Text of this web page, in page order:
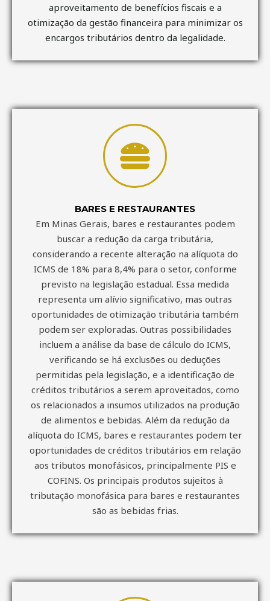
aproveitamento de benefícios fiscais e a
otimização da gestão financeira para minimizar os
encargos tributários dentro da legalidade.
BARES E RESTAURANTES
Em Minas Gerais, bares e restaurantes podem
buscar a redução da carga tributária,
considerando a recente alteração na alíquota do
ICMS de 18% para 8,4% para o setor, conforme
previsto na legislação estadual. Essa medida
representa um alívio significativo, mas outras
oportunidades de otimização tributária também
podem ser exploradas. Outras possibilidades
incluem a análise da base de cálculo do ICMS,
verificando se há exclusões ou deduções
permitidas pela legislação, e a identificação de
créditos tributários a serem aproveitados, como
os relacionados a insumos utilizados na produção
de alimentos e bebidas. Além da redução da
alíquota do ICMS, bares e restaurantes podem ter
oportunidades de créditos tributários em relação
aos tributos monofásicos, principalmente PIS e
COFINS. Os principais produtos sujeitos à
tributação monofásica para bares e restaurantes
são as bebidas frias.